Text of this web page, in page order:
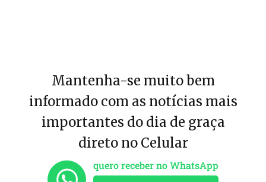
Mantenha-se muito bem
informado com as notícias mais
importantes do dia de graça
direto no Celular
quero receber no WhatsApp